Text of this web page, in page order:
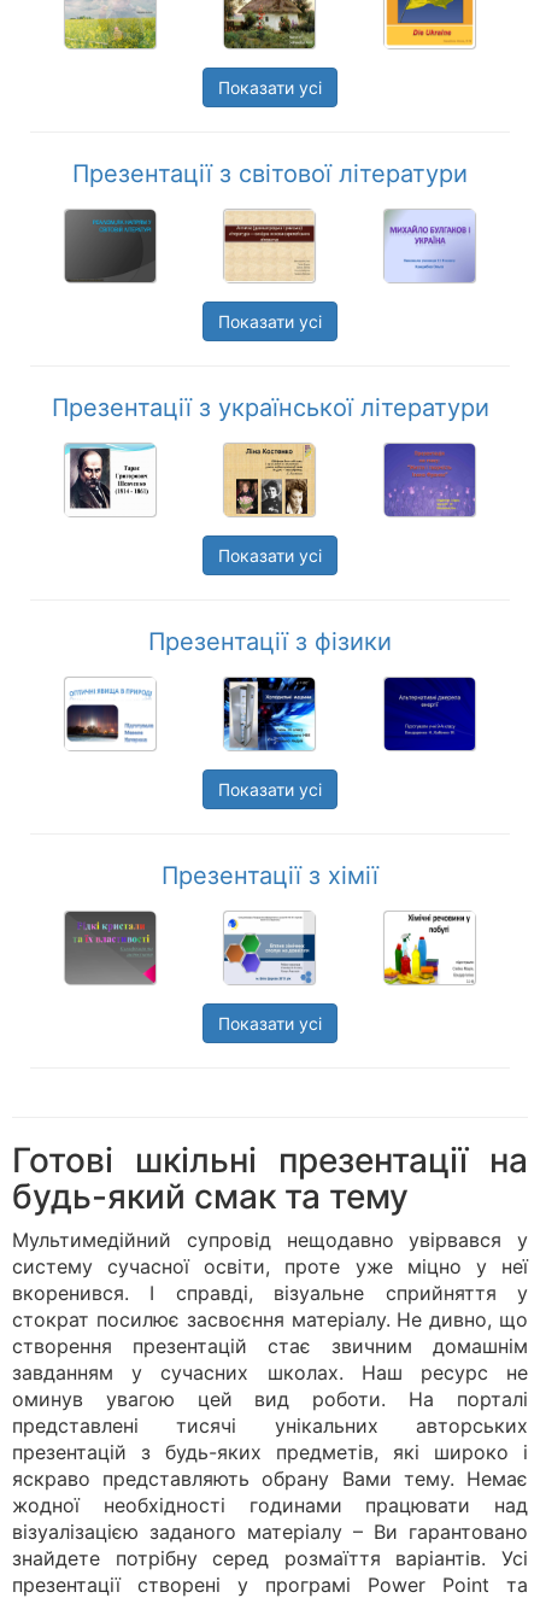
Показати усі
Презентації з світової літератури
Показати усі
Презентації з української літератури
Показати усі
Презентації з фізики
Показати усі
Презентації з хімії
Показати усі
Готові шкільні презентації на
будь-який смак та тему
Мультимедійний супровід нещодавно увірвався у
систему сучасної освіти, проте уже міцно у неї
вкоренився. І справді, візуальне сприйняття у
стократ посилює засвоєння матеріалу. Не дивно, що
створення презентацій стає звичним домашнім
завданням у сучасних школах. Наш ресурс не
оминув увагою цей вид роботи. На порталі
представлені тисячі унікальних авторських
презентацій з будь-яких предметів, які широко і
яскраво представляють обрану Вами тему. Немає
жодної необхідності годинами працювати над
візуалізацією заданого матеріалу – Ви гарантовано
знайдете потрібну серед розмаїття варіантів. Усі
презентації створені у програмі Power Point та